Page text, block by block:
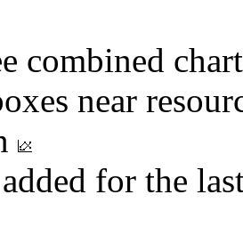
combined
near
added for the